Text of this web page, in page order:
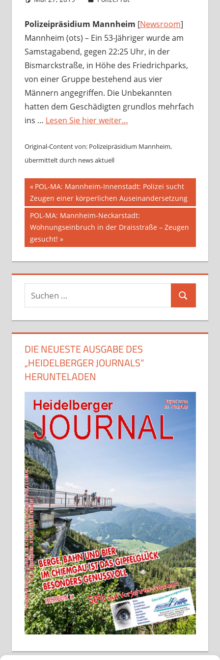
Polizeipräsidium Mannheim [Newsroom]
Mannheim (ots) – Ein 53-Jähriger wurde am
Samstagabend, gegen 22:25 Uhr, in der
Bismarckstraße, in Höhe des Friedrichparks,
von einer Gruppe bestehend aus vier
Männern angegriffen. Die Unbekannten
hatten dem Geschädigten grundlos mehrfach
ins … Lesen Sie hier weiter…
Original-Content von: Polizeipräsidium Mannheim,
übermittelt durch news aktuell
Beitragsnavigation
Vorheriger
Beitrag:
POL-MA: Mannheim-Innenstadt: Polizei sucht
Zeugen einer körperlichen Auseinandersetzung
Nächster
Beitrag:
POL-MA: Mannheim-Neckarstadt:
Wohnungseinbruch in der Draisstraße – Zeugen
gesucht!
Suchen
nach:
Suchen
DIE NEUESTE AUSGABE DES
„HEIDELBERGER JOURNALS“
HERUNTELADEN